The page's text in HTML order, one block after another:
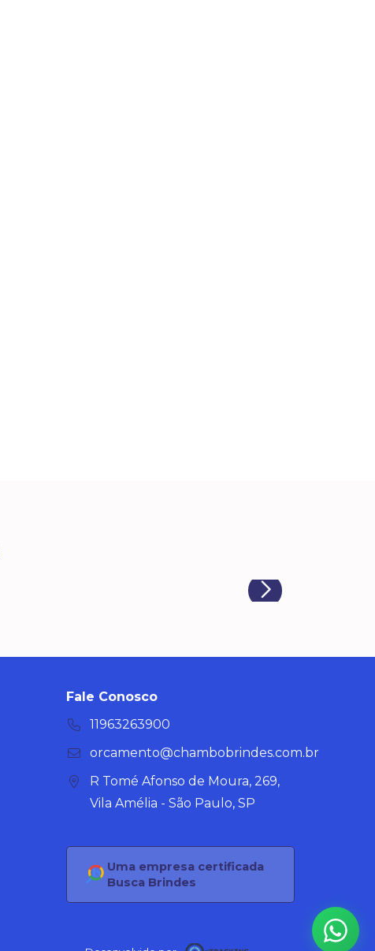
Fale Conosco
11963263900
orcamento@chambobrindes.com.br
R Tomé Afonso de Moura, 269,
Vila Amélia - São Paulo, SP
Uma empresa certificada
Busca Brindes